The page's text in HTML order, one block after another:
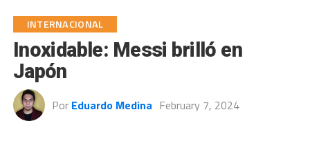
INTERNACIONAL
Inoxidable: Messi brilló en
Japón
Por Eduardo Medina February 7, 2024